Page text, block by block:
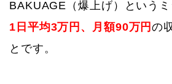
BAKUAGE（爆上げ）というミ
1日平均3万円、月額90万円の
とです。